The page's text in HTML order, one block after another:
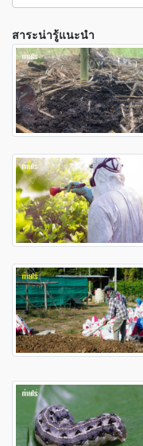
สาระน่ารู้แนะนำ